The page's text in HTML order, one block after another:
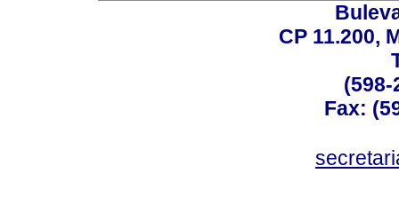
CP 11.200,
(598-
Fax: